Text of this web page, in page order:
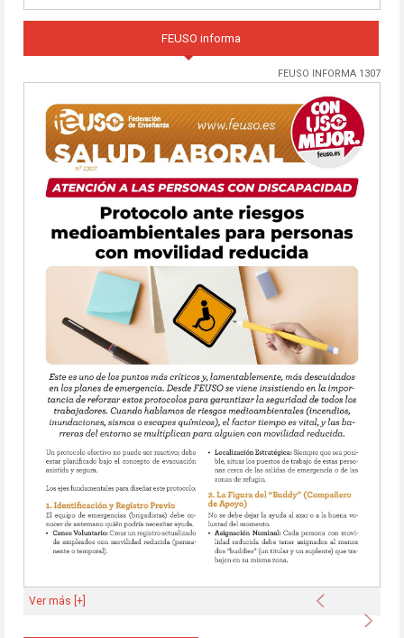
FEUSO informa
FEUSO INFORMA 1307
Anterior
Ver más [+]